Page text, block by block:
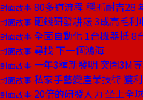
封面故事 80多道流程 穩抓耐吉28
封面故事 砸錢研發耕耘 3成高毛利
封面故事 全面自動化 1台機器抵 8
封面故事 尋找 下一個鴻海
封面故事 一年3種新發明 突圍3M
封面故事 私家手藝變產業技術 獲
封面故事 20倍的研發人力 坐上全